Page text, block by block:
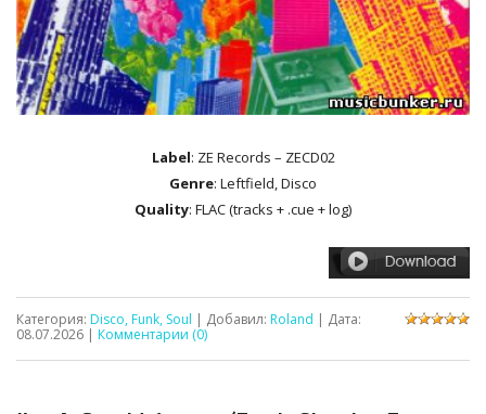
Label: ZE Records – ZECD02
Genre: Leftfield, Disco
Quality: FLAC (tracks + .cue + log)
Категория: Disco, Funk, Soul | Добавил: Roland | Дата:
08.07.2026 | Комментарии (0)